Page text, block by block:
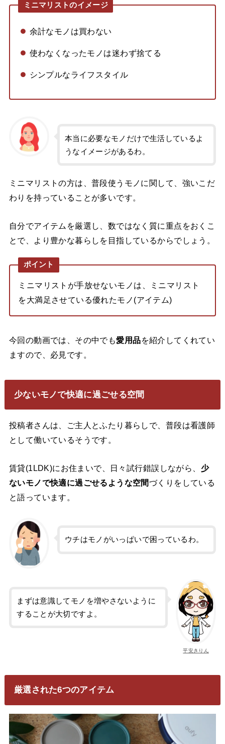
ミニマリストのイメージ
余計なモノは買わない
使わなくなったモノは迷わず捨てる
シンプルなライフスタイル
本当に必要なモノだけで生活しているよ
うなイメージがあるわ。
ミニマリストの方は、普段使うモノに関して、強いこだ
わりを持っていることが多いです。
自分でアイテムを厳選し、数ではなく質に重点をおくこ
とで、より豊かな暮らしを目指しているからでしょう。
ポイント
ミニマリストが手放せないモノは、ミニマリスト
を大満足させている優れたモノ(アイテム)
今回の動画では、その中でも愛用品を紹介してくれてい
ますので、必見です。
少ないモノで快適に過ごせる空間
投稿者さんは、ご主人とふたり暮らしで、普段は看護師
として働いているそうです。
賃貸(1LDK)にお住まいで、日々試行錯誤しながら、 少
ないモノで快適に過ごせるような空間づくりをしている
と語っています。
ウチはモノがいっぱいで困っているわ。
平安きりん
まずは意識してモノを増やさないように
することが大切ですよ。
厳選された6つのアイテム